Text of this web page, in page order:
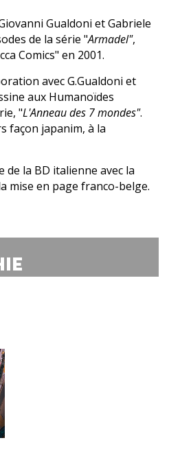
Gualdoni et Gabriele
de la série "Armadel",
Comics" en 2001.
avec G.Gualdoni et
aux Humanoïdes
"L'Anneau des 7 mondes".
façon japanim, à la
de la BD italienne avec la
mise en page franco-belge.